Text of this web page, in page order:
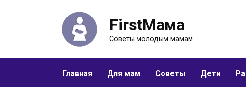
FirstМама
Советы молодым мамам
Главная Для мам Советы Дети